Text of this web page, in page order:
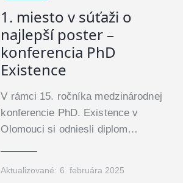
1. miesto v súťaži o
najlepší poster –
konferencia PhD
Existence
V rámci 15. ročníka medzinárodnej
konferencie PhD. Existence v
Olomouci si odniesli diplom…
Aktualizované: 6. februára 2025